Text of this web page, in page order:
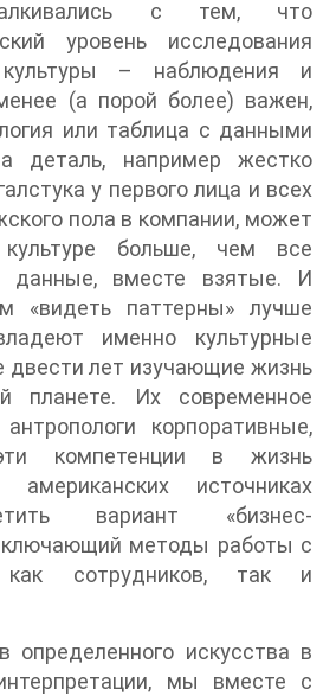
с тем, что
уровень исследования
культуры – наблюдения и
(а порой более) важен,
или таблица с данными
деталь, например жестко
у первого лица и всех
пола в компании, может
больше, чем все
данные, вместе взятые. И
«видеть паттерны» лучше
именно культурные
двести лет изучающие жизнь
планете. Их современное
корпоративные,
компетенции в жизнь
американских источниках
вариант «бизнес-
методы работы с
как сотрудников, так и
определенного искусства в
мы вместе с